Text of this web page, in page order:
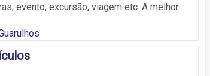
evento, excursão, viagem etc. A melhor